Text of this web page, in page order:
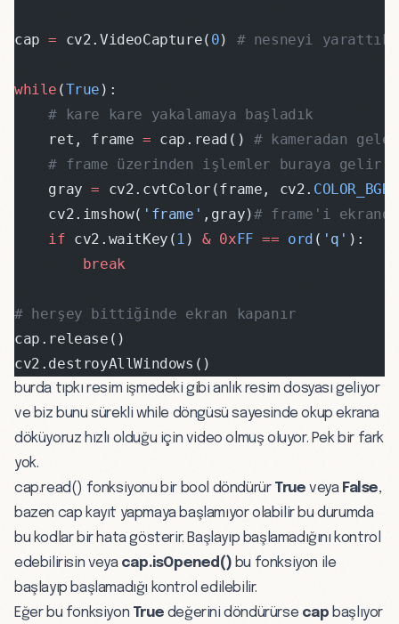
cap = cv2.VideoCapture( 0) # nesneyi yarattık
while (True ):
    # kare kare yakalamaya başladık
    ret, frame
= cap.read() # kameradan
    # frame üzerinden işlemler buraya gelir
    gray
= cv2.cvtColor(frame, cv2.
    cv2.imshow(
'frame' ,gray)# frame'i
    if
cv2.waitKey( 1 ) & 0xFF == ord ( 'q' ):
        break
# herşey bittiğinde ekran kapanır
cap.release()
cv2.destroyAllWindows()
burda tıpkı resim işmedeki gibi anlık resim dosyası geliyor
ve biz bunu sürekli while döngüsü sayesinde okup ekrana
döküyoruz hızlı olduğu için video olmuş oluyor. Pek bir fark
yok.
cap.read() fonksiyonu bir bool döndürür True veya False,
bazen cap kayıt yapmaya başlamıyor olabilir bu durumda
bu kodlar bir hata gösterir. Başlayıp başlamadığını kontrol
edebilirisin veya cap.isOpened() bu fonksiyon ile
başlayıp başlamadığı kontrol edilebilir.
Eğer bu fonksiyon True değerini döndürürse cap başlıyor